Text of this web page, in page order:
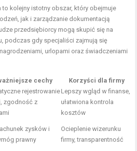
to kolejny istotny obszar, który obejmuje
jak i zarządzanie dokumentacją
przedsiębiorcy mogą skupić się na
podczas gdy specjaliści zajmują się
urlopami oraz świadczeniami
cechy Korzyści dla firmy
rejestrowanie
zgodność z
Lepszy wgląd w finanse,
ułatwiona kontrola
kosztów
zysków i
prawny
Ocieplenie wizerunku
firmy, transparentność